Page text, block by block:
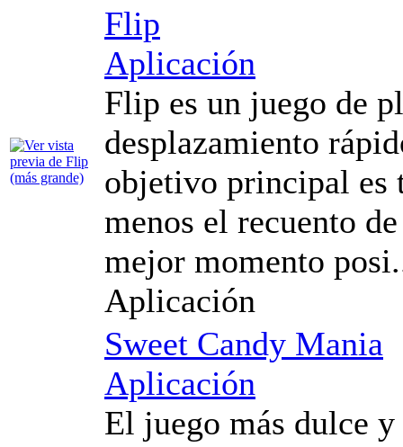
Flip
Aplicación
Flip es un juego de
desplazamiento
objetivo principal es
menos el recuento
mejor momento
Aplicación
Sweet Candy Mania
Aplicación
El juego más dulce